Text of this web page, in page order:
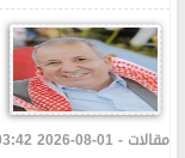
مقالات - 01-08-2026 03:42 PM